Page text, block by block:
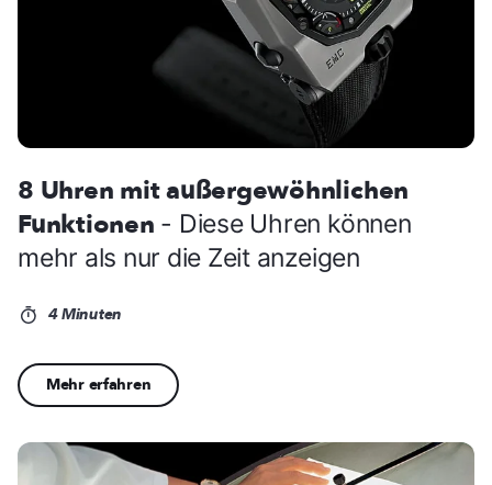
8 Uhren mit außergewöhnlichen
Funktionen - Diese Uhren können
mehr als nur die Zeit anzeigen
4 Minuten
Mehr erfahren